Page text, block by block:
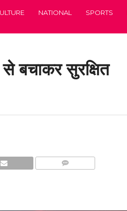
NATIONAL SPORTS
बचाकर सुरक्षित